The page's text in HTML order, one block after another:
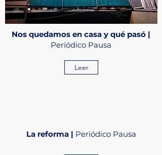
Nos quedamos en casa y qué pasó |
Periódico Pausa
Leer
La reforma | Periódico Pausa